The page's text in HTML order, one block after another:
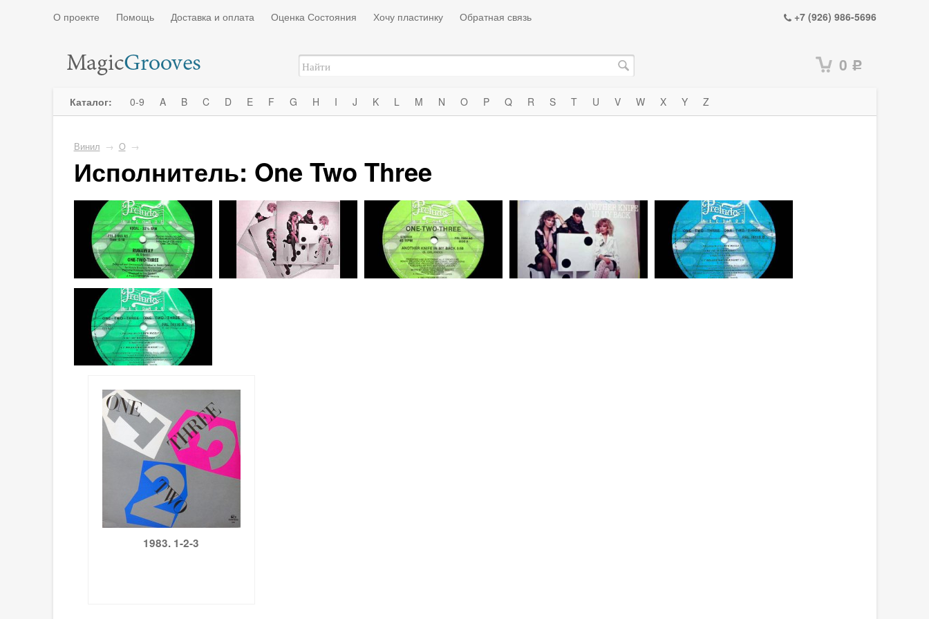
О проекте Помощь Доставка и оплата Оценка Состояния Хочу пластинку Обратная связь +7 (926) 986-5696
0 Р
Каталог: 0-9 A B C D E F G H I J K L M N O P Q R S T U V W X Y Z
Винил → O →
Исполнитель: One Two Three
1983. 1-2-3